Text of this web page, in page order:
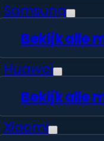
Samsung
Bekijk alle
Huawei
Bekijk alle
Xiaomi
No cure,
Bij